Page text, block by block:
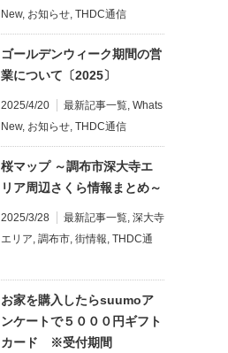
New, お知らせ, THDC通信
ゴールデンウィーク期間の営
業について〔2025〕
2025/4/20 最新記事一覧, Whats
New, お知らせ, THDC通信
桜マップ ～調布市深大寺エ
リア周辺さくら情報まとめ～
2025/3/28 最新記事一覧, 深大寺
エリア, 調布市, 街情報, THDC通
お家を購入したらsuumoア
ンケートで５０００円ギフト
カード ※受付期間